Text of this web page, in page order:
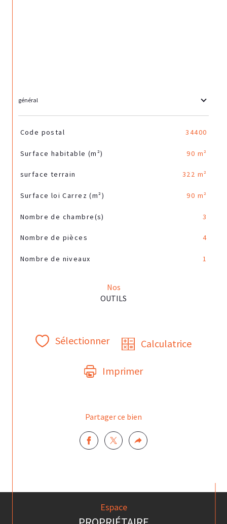
général
TRAD_SIROCCO_Caracteristique
Code postal 34400
Surface habitable (m²) 90 m²
surface terrain 322 m²
Surface loi Carrez (m²) 90 m²
Nombre de chambre(s) 3
Nombre de pièces 4
Nombre de niveaux 1
Nos
OUTILS
Sélectionner Calculatrice
Imprimer
Partager ce bien
Espace